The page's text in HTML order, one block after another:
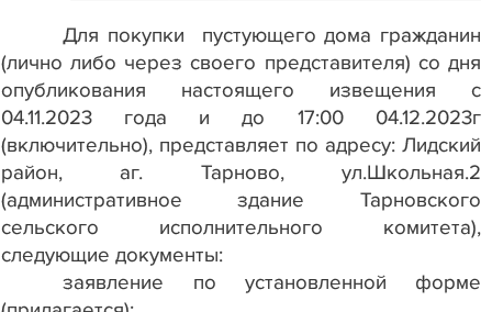
Для покупки
пустующего дома гражданин
(лично либо через своего представителя) со дня
опубликования настоящего извещения с
04.11.2023 года и до 17:00 04.12.2023г
(включительно), представляет по адресу: Лидский
район, аг. Тарново, ул.Школьная.2
(административное здание Тарновского
сельского исполнительного комитета),
следующие документы:
заявление по установленной форме